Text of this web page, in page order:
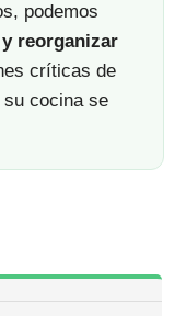
podemos
reorganizar
críticas de
cocina se